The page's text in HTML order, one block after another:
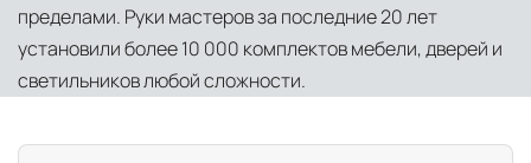
пределами. Руки мастеров за последние 20 лет
установили более 10 000 комплектов мебели, дверей и
светильников любой сложности.